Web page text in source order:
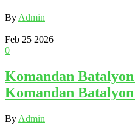
By Admin
Feb 25 2026
0
Komandan
Komandan
By Admin